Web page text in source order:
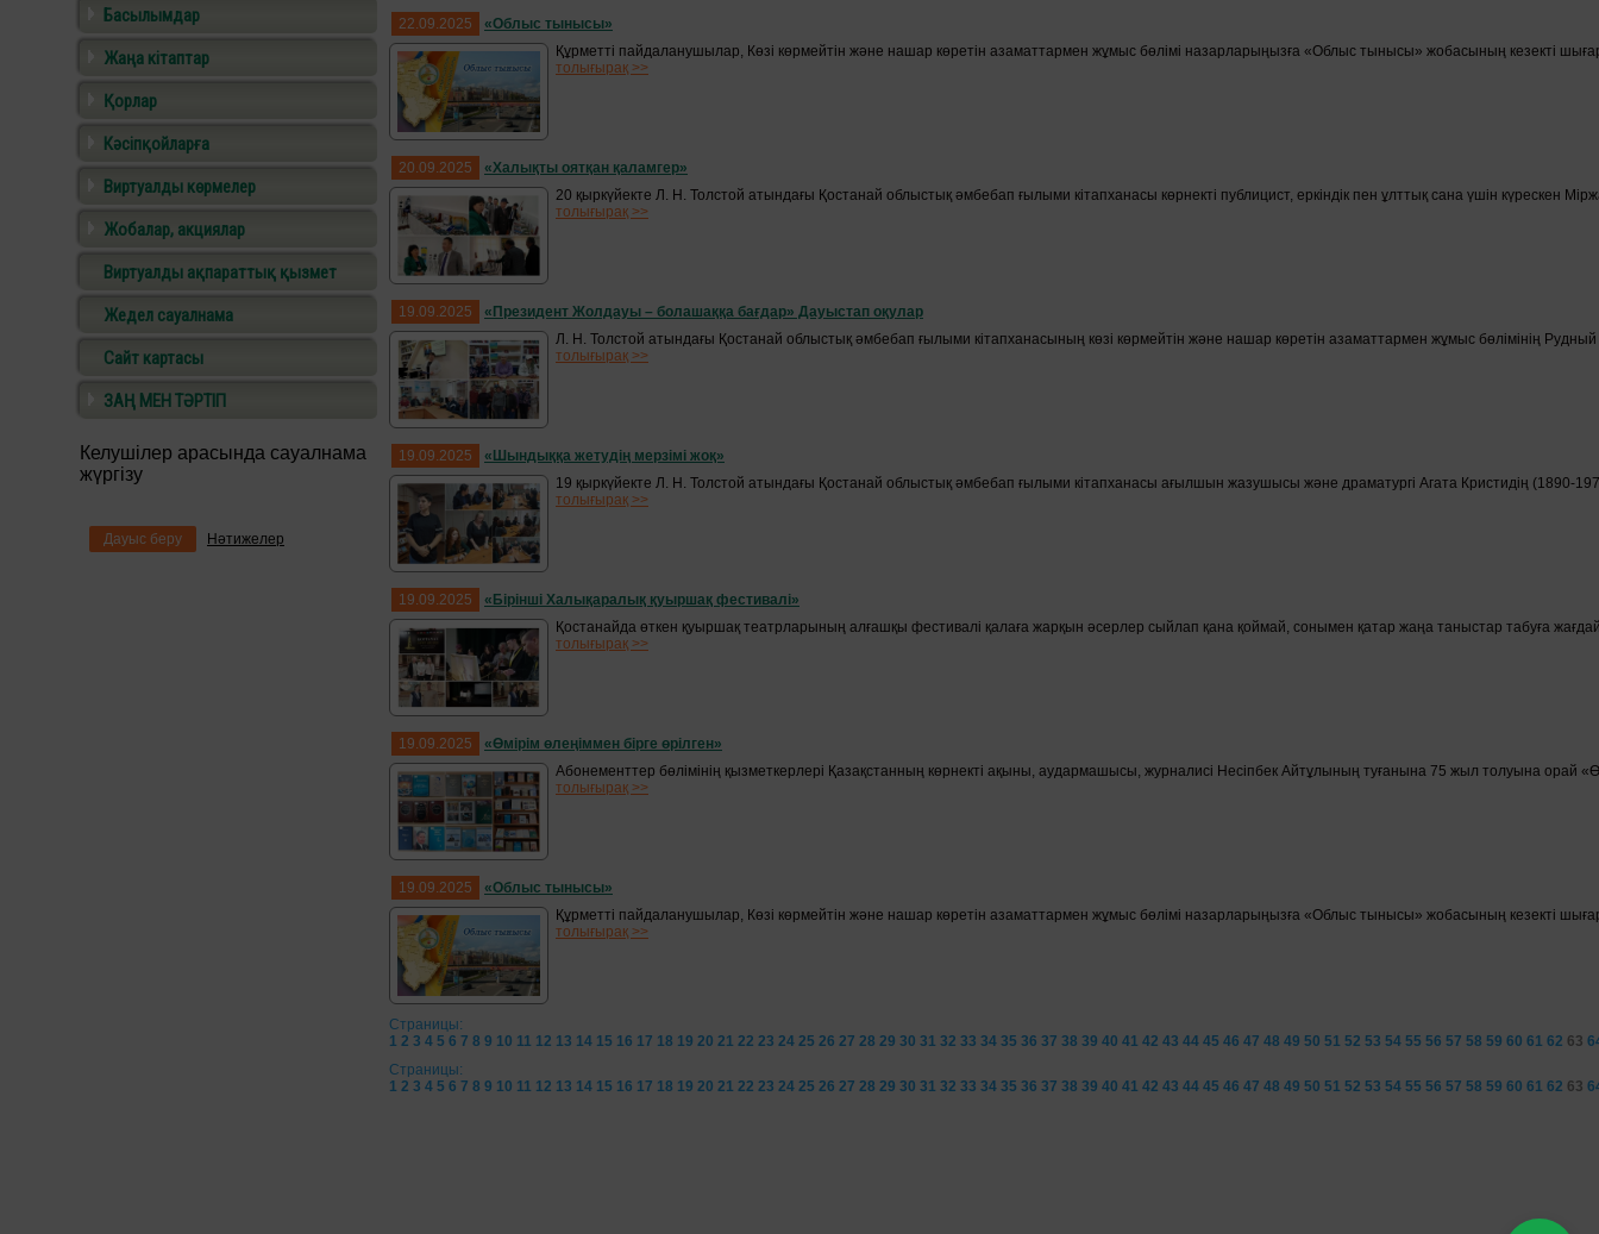
Басылымдар
Жаңа кітаптар
Қорлар
Кәсіпқойларға
Виртуалды көрмелер
Жобалар, акциялар
Виртуалды ақпараттық қызмет
Жедел сауалнама
Сайт картасы
ЗАҢ МЕН ТӘРТІП
Келушілер арасында сауалнама
жүргізу
Дауыс беру Нәтижелер
22.09.2025
«Облыс тынысы»
Құрметті пайдаланушылар, Көзі көрмейтін және нашар көретін азаматтармен жұмыс бөлімі назарларыңызға «Облыс тынысы» жобасының кезекті
толығырақ >>
20.09.2025
«Халықты оятқан қаламгер»
20 қыркүйекте Л. Н. Толстой атындағы Қостанай облыстық әмбебап ғылыми кітапханасы көрнекті публицист, еркіндік пен ұлттық сана үшін күрескен
толығырақ >>
19.09.2025
«Президент Жолдауы – болашаққа бағдар» Дауыстап оқулар
Л. Н. Толстой атындағы Қостанай облыстық әмбебап ғылыми кітапханасының көзі көрмейтін және нашар көретін азаматтармен жұмыс бөлімінің
толығырақ >>
19.09.2025
«Шындыққа жетудің мерзімі жоқ»
19 қыркүйекте Л. Н. Толстой атындағы Қостанай облыстық әмбебап ғылыми кітапханасы ағылшын жазушысы және драматургі Агата Кристидің (1890-
толығырақ >>
19.09.2025
«Бірінші Халықаралық қуыршақ фестивалі»
Қостанайда өткен қуыршақ театрларының алғашқы фестивалі қалаға жарқын әсерлер сыйлап қана қоймай, сонымен қатар жаңа таныстар табуға
толығырақ >>
19.09.2025
«Өмірім өлеңіммен бірге өрілген»
Абонементтер бөлімінің қызметкерлері Қазақстанның көрнекті ақыны, аудармашысы, журналисі Несіпбек Айтұлының туғанына 75 жыл толуына орай
толығырақ >>
19.09.2025
«Облыс тынысы»
Құрметті пайдаланушылар, Көзі көрмейтін және нашар көретін азаматтармен жұмыс бөлімі назарларыңызға «Облыс тынысы» жобасының кезекті
толығырақ >>
Страницы:
1 2 3 4 5 6 7 8 9 10 11 12 13 14 15 16 17 18 19 20 21 22 23 24 25 26 27 28 29 30 31 32 33 34 35 36 37 38 39 40 41 42 43 44 45 46 47 48 49 50 51 52 53 54 55 56 57 58 59 60 61 62 63
Страницы:
1 2 3 4 5 6 7 8 9 10 11 12 13 14 15 16 17 18 19 20 21 22 23 24 25 26 27 28 29 30 31 32 33 34 35 36 37 38 39 40 41 42 43 44 45 46 47 48 49 50 51 52 53 54 55 56 57 58 59 60 61 62 63